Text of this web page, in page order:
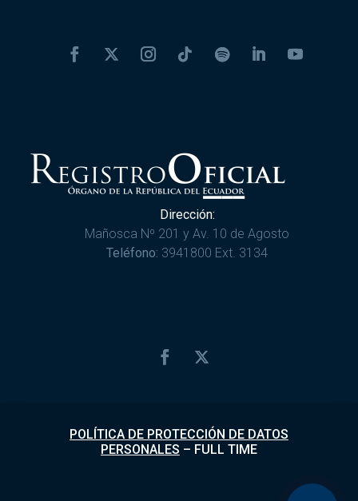
Dirección:
Mañosca Nº 201 y Av. 10 de Agosto
Teléfono: 3941800 Ext. 3134
POLÍTICA DE PROTECCIÓN DE DATOS
PERSONALES – FULL TIME